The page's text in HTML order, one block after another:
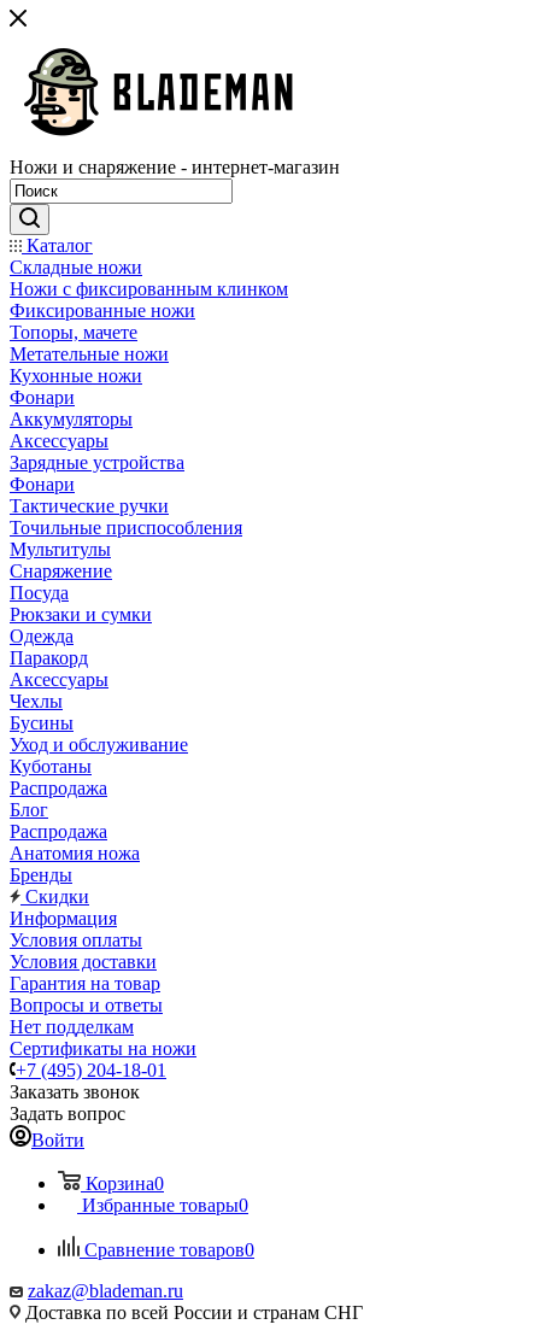
Ножи и снаряжение - интернет-магазин
Каталог
Складные ножи
Ножи с фиксированным клинком
Фиксированные ножи
Топоры, мачете
Метательные ножи
Кухонные ножи
Фонари
Аккумуляторы
Аксессуары
Зарядные устройства
Фонари
Тактические ручки
Точильные приспособления
Мультитулы
Снаряжение
Посуда
Рюкзаки и сумки
Одежда
Паракорд
Аксессуары
Чехлы
Бусины
Уход и обслуживание
Куботаны
Распродажа
Блог
Распродажа
Анатомия ножа
Бренды
Скидки
Информация
Условия оплаты
Условия доставки
Гарантия на товар
Вопросы и ответы
Нет подделкам
Сертификаты на ножи
+7 (495) 204-18-01
Заказать звонок
Задать вопрос
Войти
Корзина0
Избранные товары0
Сравнение товаров0
zakaz@blademan.ru
Доставка по всей России и странам СНГ